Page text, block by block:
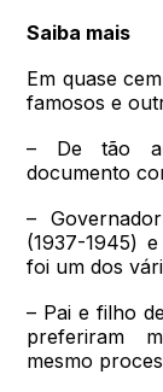
Saiba mais
Em quase
famosos e
– De tão
documento
–
(1937-1945)
foi um dos
– Pai e filho
preferiram
mesmo